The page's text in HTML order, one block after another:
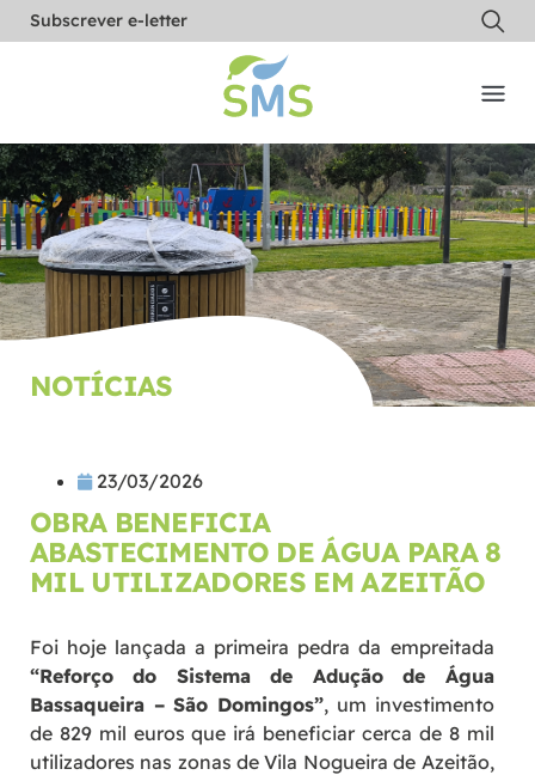
Subscrever e-letter
NOTÍCIAS
23/03/2026
OBRA BENEFICIA
ABASTECIMENTO DE ÁGUA PARA 8
MIL UTILIZADORES EM AZEITÃO
Foi hoje lançada a primeira pedra da empreitada
“Reforço do Sistema de Adução de Água
Bassaqueira – São Domingos”, um investimento
de 829 mil euros que irá beneficiar cerca de 8 mil
utilizadores nas zonas de Vila Nogueira de Azeitão,